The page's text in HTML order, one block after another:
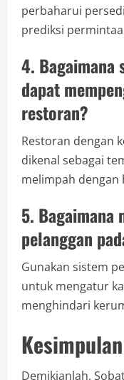
perbaharui
prediksi
4.
dapat
restoran?
Restoran dengan
dikenal sebagai
melimpah dengan
5. Bagaimana
pelanggan
Gunakan sistem
untuk mengatur
menghindari
Kesimpulan
Demikianlah,